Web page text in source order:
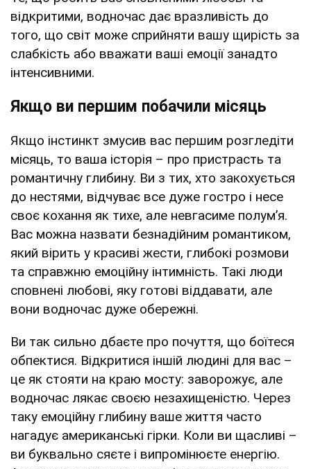
відкритими, водночас дає вразливість до
того, що світ може сприйняти вашу щирість за
слабкість або вважати ваші емоції занадто
інтенсивними.
Якщо ви першим побачили місяць
Якщо інстинкт змусив вас першим розгледіти
місяць, то ваша історія – про пристрасть та
романтичну глибину. Ви з тих, хто закохується
до нестями, відчуває все дуже гостро і несе
своє кохання як тихе, але невгасиме полум’я.
Вас можна назвати безнадійним романтиком,
який вірить у красиві жести, глибокі розмови
та справжню емоційну інтимність. Такі люди
сповнені любові, яку готові віддавати, але
вони водночас дуже обережні.
Ви так сильно дбаєте про почуття, що боїтеся
обпектися. Відкритися іншій людині для вас –
це як стояти на краю мосту: заворожує, але
водночас лякає своєю незахищеністю. Через
таку емоційну глибину ваше життя часто
нагадує американські гірки. Коли ви щасливі –
ви буквально сяєте і випромінюєте енергію.